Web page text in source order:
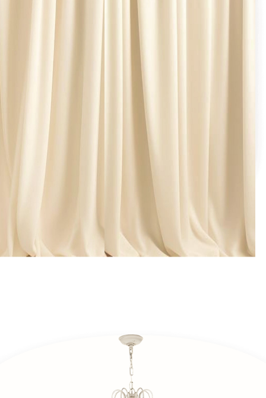
ДОРОГИЕ АЛЕНА И
КРИСТИНА!
Один день в году станет для нас
особенно важным, и мы хотим
провести его
в кругу близких и друзей. С большим
удовольствием приглашаем вас